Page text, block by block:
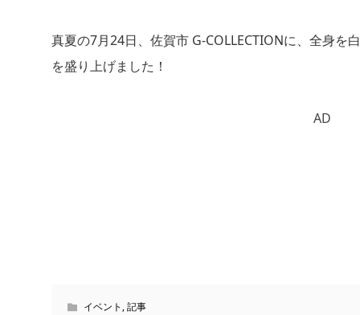
真夏の7月24日、佐賀市 G-COLLECTIONに、全身
を盛り上げました！
AD
イベント ,記事